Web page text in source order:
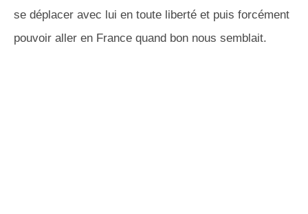
se déplacer avec lui en toute liberté et puis forcément
pouvoir aller en France quand bon nous semblait.